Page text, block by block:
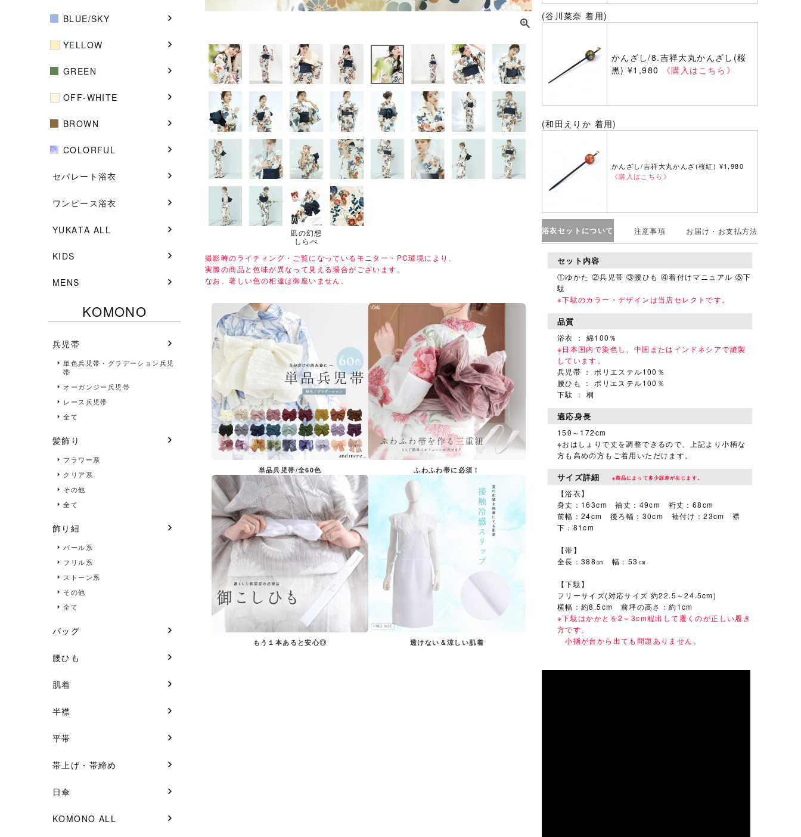
BLUE/SKY
YELLOW
GREEN
OFF-WHITE
BROWN
COLORFUL
セパレート浴衣
ワンピース浴衣
YUKATA ALL
KIDS
MENS
KOMONO
兵児帯
単色兵児帯・グラデーション兵児
帯
オーガンジー兵児帯
レース兵児帯
全て
髪飾り
フラワー系
クリア系
その他
全て
飾り紐
パール系
フリル系
ストーン系
その他
全て
バッグ
腰ひも
肌着
半襟
平帯
帯上げ・帯締め
日傘
KOMONO ALL
凪の幻想
しらべ
撮影時のライティング・ご覧になっているモニター・PC環境により、
実際の商品と色味が異なって見える場合がございます。
なお、著しい色の相違は御座いません。
単品兵児帯/全60色 ふわふわ帯に必須！
もう１本あると安心◎ 透けない＆涼しい肌着
(谷川菜奈 着用)
かんざし/8.吉祥大丸かんざし(桜
黒) ¥1,980
《購入はこちら》
(和田えりか 着用)
かんざし/吉祥大丸かんざ(桜紅) ¥1,980
《購入はこちら》
浴衣セットについて 注意事項 お届け・お支払方法
セット内容
①ゆかた ②兵児帯 ③腰ひも ④着付けマニュアル ⑤下
駄
※下駄のカラー・デザインは当店セレクトです。
品質
浴衣 ： 綿100％
※日本国内で染色し、中国またはインドネシアで縫製
しています。
兵児帯 ： ポリエステル100％
腰ひも ： ポリエステル100％
下駄 ： 桐
適応身長
150～172cm
※おはしょりで丈を調整できるので、上記より小柄な
方も高めの方もご着用いただけます。
サイズ詳細 ※商品によって多少誤差が生じます。
【浴衣】
身丈：163cm 袖丈：49cm 裄丈：68cm
前幅：24cm 後ろ幅：30cm 袖付け：23cm 襟
下：81cm
【帯】
全長：388㎝ 幅：53㎝
【下駄】
フリーサイズ(対応サイズ 約22.5～24.5cm)
横幅：約8.5cm 前坪の高さ：約1cm
※下駄はかかとを2～3cm程出して履くのが正しい履き
方です。
小指が台から出ても問題ありません。